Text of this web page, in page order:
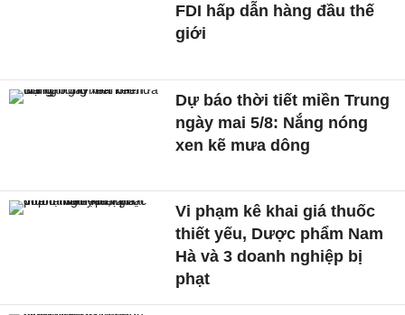
FDI hấp dẫn hàng đầu thế
giới
Dự báo thời tiết miền Trung
ngày mai 5/8: Nắng nóng
xen kẽ mưa dông
Vi phạm kê khai giá thuốc
thiết yếu, Dược phẩm Nam
Hà và 3 doanh nghiệp bị
phạt